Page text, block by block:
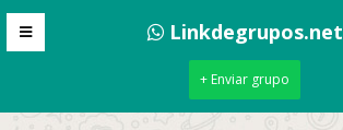
Linkdegrupos.net
+ Enviar grupo